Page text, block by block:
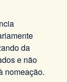
da
e não
nomeação.